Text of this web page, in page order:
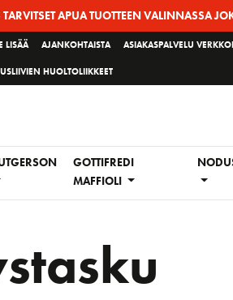
TARVITSET APUA TUOTTEEN VALINNASSA
LISÄÄ AJANKOHTAISTA ASIAKASPALVELU
HUOLTOLIIKKEET
GOTTIFREDI
MAFFIOLI